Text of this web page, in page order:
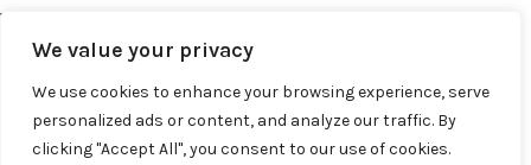
We value your privacy
We use cookies to enhance your browsing experience, serve
personalized ads or content, and analyze our traffic. By
clicking "Accept All", you consent to our use of cookies.
ΤΕΛΕΥΤΑΊΑ ΝΈΑ
ΚΑΤΑΣΤΉΜΑΤΑ
ΧΡΉΣΙΜΑ LINKS